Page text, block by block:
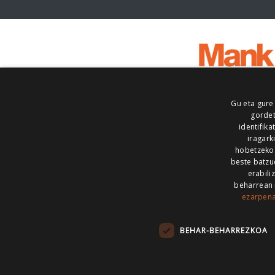
ALEA
MAILOPE NOAUA
Gu eta
hobetzeko.
beste
beharrean
BEHAR-BEHARREZKOA